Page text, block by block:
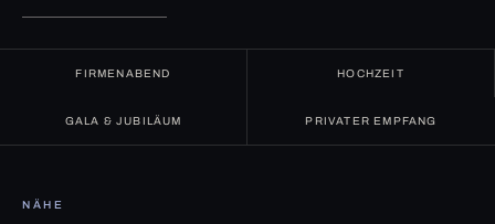
FIRMENABEND HOCHZEIT
GALA & JUBILÄUM PRIVATER EMPFANG
NÄHE